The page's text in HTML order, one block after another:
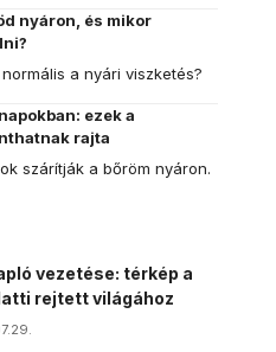
nyáron, és mikor
a nyári viszketés?
ezek a
rajta
szárítják a bőröm nyáron.
vezetése: térkép a
rejtett világához